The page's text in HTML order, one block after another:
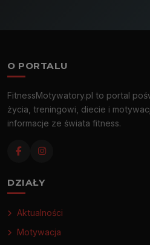
O PORTALU
FitnessMotywatory.pl to portal
życia, treningowi, diecie i
informacje ze świata fitness.
DZIAŁY
Aktualności
Motywacja